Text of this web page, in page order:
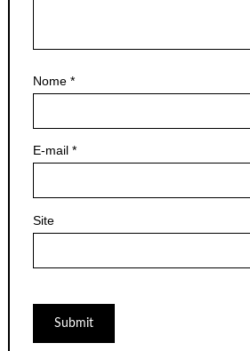
Nome *
E-mail *
Site